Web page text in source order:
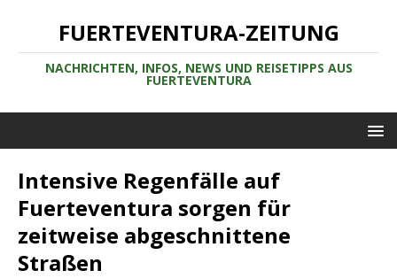
FUERTEVENTURA-ZEITUNG
NACHRICHTEN, INFOS, NEWS UND REISETIPPS AUS
FUERTEVENTURA
Intensive Regenfälle auf
Fuerteventura sorgen für
zeitweise abgeschnittene
Straßen